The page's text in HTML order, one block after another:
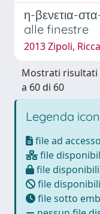
η-βενετια-
alle finestre
2013 Zipoli,
Mostrati risultati
a 60 di 60
Legenda
file ad
file
file
file
file sotto